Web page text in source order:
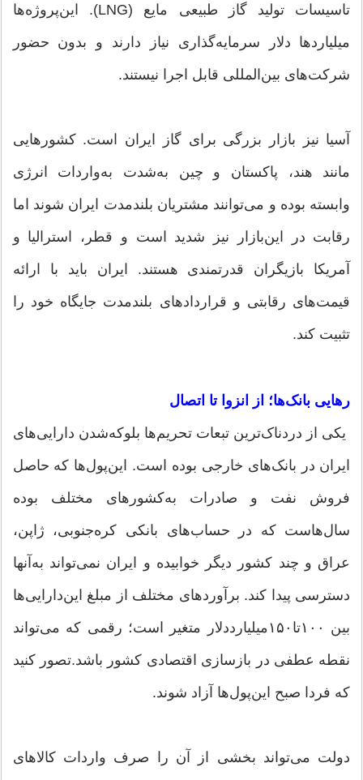
تاسیسات تولید گاز طبیعی مایع (LNG). این‌پروژه‌ها
میلیاردها دلار سرمایه‌گذاری نیاز دارند و بدون حضور
شرکت‌های بین‌المللی قابل اجرا نیستند.
آسیا نیز بازار بزرگی برای گاز ایران است. کشورهایی
مانند هند، پاکستان و چین به‌شدت به‌واردات انرژی
وابسته‌ بوده و می‌توانند مشتریان بلندمدت ایران شوند اما
رقابت در این‌بازار نیز شدید است و قطر، استرالیا و
آمریکا بازیگران قدرتمندی هستند. ایران باید با ارائه
قیمت‌های رقابتی و قراردادهای بلندمدت جایگاه خود را
تثبیت کند.
رهایی بانک‌ها؛ از انزوا تا اتصال
یکی از دردناک‌ترین تبعات تحریم‌ها بلوکه‌شدن دارایی‌های
ایران در بانک‌های خارجی بوده است. این‌پول‌ها که حاصل
فروش نفت و صادرات به‌کشورهای مختلف بوده
سال‌هاست که در حساب‌های بانکی کره‌جنوبی، ژاپن،
عراق و چند کشور دیگر خوابیده و ایران نمی‌تواند به‌آنها
دسترسی پیدا کند. برآوردهای مختلف از مبلغ این‌دارایی‌ها
بین ۱۰۰تا۱۵۰‌میلیارددلار متغیر است؛ رقمی که می‌تواند
نقطه عطفی در بازسازی اقتصادی کشور باشد.تصور کنید
که فردا صبح این‌پول‌ها آزاد شوند.
دولت می‌تواند بخشی از آن را صرف واردات کالاهای